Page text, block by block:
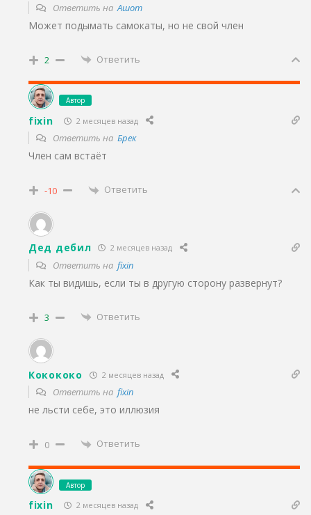
Ответить наАшот
Может подымать самокаты, но не свой член
2 Ответить
Автор
fixin 2 месяцев назад
Ответить на Брек
Член сам встаёт
-10 Ответить
Дед дебил 2 месяцев назад
Ответить на fixin
Как ты видишь, если ты в другую сторону развернут?
3 Ответить
Кокококо 2 месяцев назад
Ответить на fixin
не льсти себе, это иллюзия
0 Ответить
Автор
fixin 2 месяцев назад